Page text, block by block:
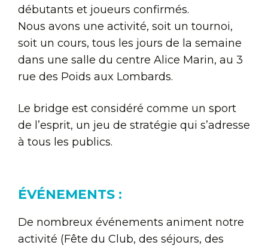
débutants et joueurs confirmés.
Nous avons une activité, soit un tournoi,
soit un cours, tous les jours de la semaine
dans une salle du centre Alice Marin, au 3
rue des Poids aux Lombards.
Le bridge est considéré comme un sport
de l’esprit, un jeu de stratégie qui s’adresse
à tous les publics.
ÉVÉNEMENTS :
De nombreux événements animent notre
activité (Fête du Club, des séjours, des